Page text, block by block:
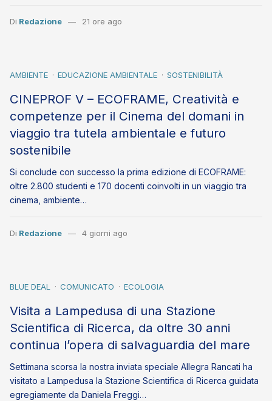
Di Redazione 21 ore ago
AMBIENTE EDUCAZIONE AMBIENTALE SOSTENIBILITÀ
CINEPROF V – ECOFRAME, Creatività e
competenze per il Cinema del domani in
viaggio tra tutela ambientale e futuro
sostenibile
Si conclude con successo la prima edizione di ECOFRAME:
oltre 2.800 studenti e 170 docenti coinvolti in un viaggio tra
cinema, ambiente…
Di Redazione 4 giorni ago
BLUE DEAL COMUNICATO ECOLOGIA
Visita a Lampedusa di una Stazione
Scientifica di Ricerca, da oltre 30 anni
continua l’opera di salvaguardia del mare
Settimana scorsa la nostra inviata speciale Allegra Rancati ha
visitato a Lampedusa la Stazione Scientifica di Ricerca guidata
egregiamente da Daniela Freggi…